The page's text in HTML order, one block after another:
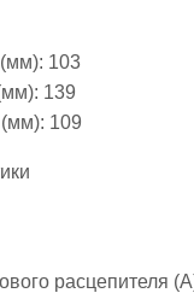
103
139
(мм): 109
расцепителя